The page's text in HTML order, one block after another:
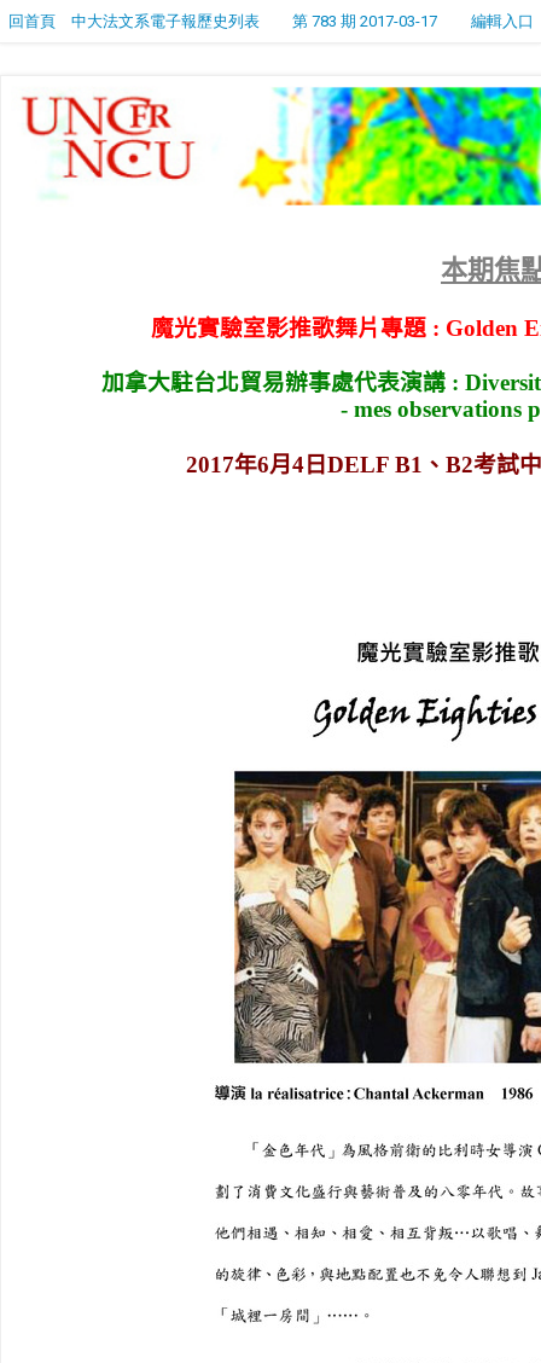
回首頁 中大法文系電子報歷史列表 第 783 期 2017-03-17 編輯入口